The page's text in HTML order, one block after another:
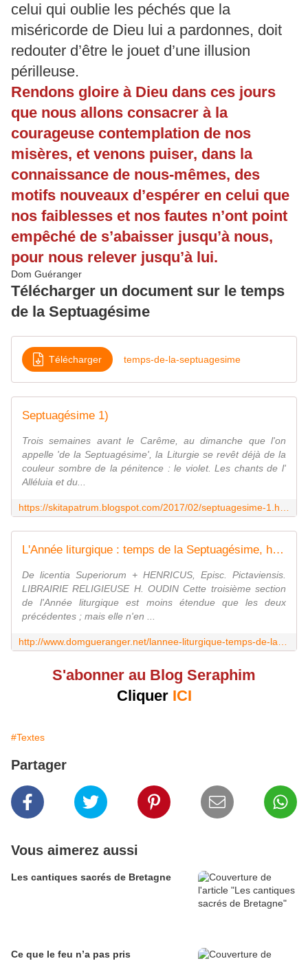
celui qui oublie les péchés que la
miséricorde de Dieu lui a pardonnes, doit
redouter d’être le jouet d’une illusion
périlleuse.
Rendons gloire à Dieu dans ces jours
que nous allons consacrer à la
courageuse contemplation de nos
misères, et venons puiser, dans la
connaissance de nous-mêmes, des
motifs nouveaux d’espérer en celui que
nos faiblesses et nos fautes n’ont point
empêché de s’abaisser jusqu’à nous,
pour nous relever jusqu’à lui.
Dom Guéranger
Télécharger un document sur le temps
de la Septuagésime
Télécharger temps-de-la-septuagesime
Septuagésime 1)
Trois semaines avant le Carême, au dimanche que l'on
appelle 'de la Septuagésime', la Liturgie se revêt déjà de la
couleur sombre de la pénitence : le violet. Les chants de l'
Alléluia et du...
L'Année liturgique : temps de la Septuagésime, historique, mystique et pratique. Prières.
De licentia Superiorum + HENRICUS, Episc. Pictaviensis.
LIBRAIRIE RELIGIEUSE H. OUDIN Cette troisième section
de l'Année liturgique est moins étendue que les deux
précédentes ; mais elle n'en ...
S'abonner au Blog Seraphim
Cliquer ICI
#Textes
Partager
Vous aimerez aussi
Les cantiques sacrés de Bretagne
Ce que le feu n’a pas pris